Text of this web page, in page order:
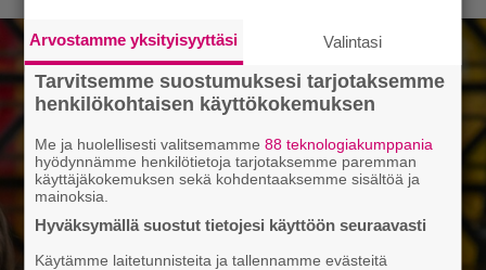
Arvostamme yksityisyyttäsi Valintasi
Tarvitsemme suostumuksesi tarjotaksemme
henkilökohtaisen käyttökokemuksen
Me ja huolellisesti valitsemamme88 teknologiakumppania
hyödynnämme henkilötietoja tarjotaksemme paremman
käyttäjäkokemuksen sekä kohdentaaksemme sisältöä ja
mainoksia.
Hyväksymällä suostut tietojesi käyttöön seuraavasti
Käytämme laitetunnisteita ja tallennamme evästeitä